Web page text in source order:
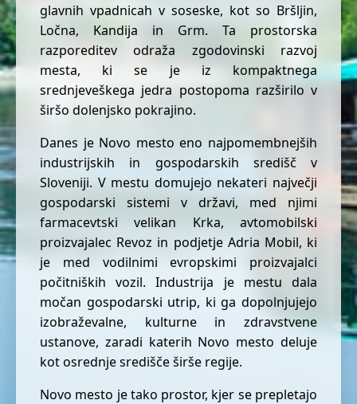
glavnih vpadnicah v soseske, kot so Bršljin,
Ločna, Kandija in Grm. Ta prostorska
razporeditev odraža zgodovinski razvoj
mesta, ki se je iz kompaktnega
srednjeveškega jedra postopoma razširilo v
širšo dolenjsko pokrajino.
Danes je Novo mesto eno najpomembnejših
industrijskih in gospodarskih središč v
Sloveniji. V mestu domujejo nekateri največji
gospodarski sistemi v državi, med njimi
farmacevtski velikan Krka, avtomobilski
proizvajalec Revoz in podjetje Adria Mobil, ki
je med vodilnimi evropskimi proizvajalci
počitniških vozil. Industrija je mestu dala
močan gospodarski utrip, ki ga dopolnjujejo
izobraževalne, kulturne in zdravstvene
ustanove, zaradi katerih Novo mesto deluje
kot osrednje središče širše regije.
Novo mesto je tako prostor, kjer se prepletajo